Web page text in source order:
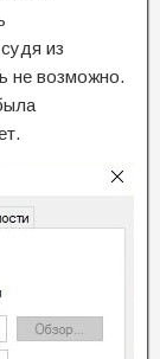
из
не возможно.